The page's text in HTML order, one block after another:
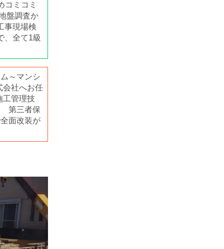
コミコミ
盤調査か
事現場検
、全て1級
～マンシ
会社へお任
工管理技
! 第三者保
面改装が